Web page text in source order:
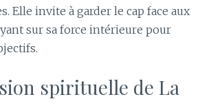
Elle invite à garder le cap face aux
sur sa force intérieure pour
spirituelle de La